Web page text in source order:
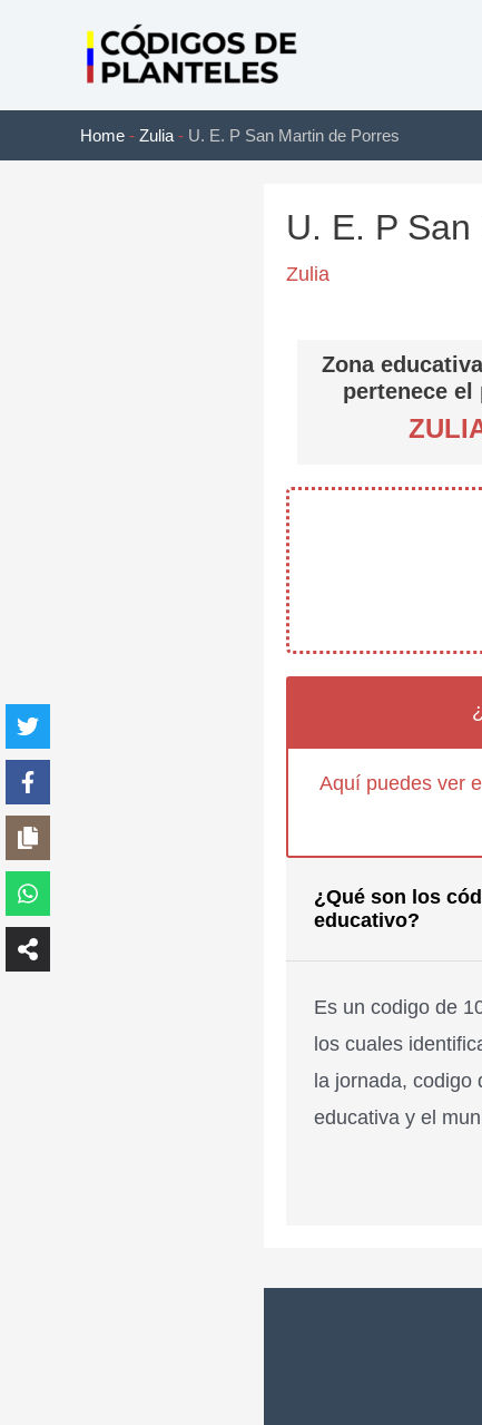
Home - Zulia - U. E. P San Martin de Porres
U. E. P
Zulia
Zona
pertenece el
Aquí puedes ver
¿Qué son los
educativo?
Es un codigo de
los cuales
la jornada, codigo
educativa y el